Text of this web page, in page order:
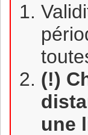
(!)
une